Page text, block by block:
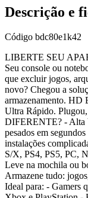
Descrição e
Código bdc80e1k42
LIBERTE SEU
Seu console ou
que excluir jogos,
novo? Chegou a
armazenamento.
Ultra Rápido.
DIFERENTE? - Alta
pesados em
instalações
S/X, PS4, PS5, PC,
Leve na mochila ou
Armazene tudo:
Ideal para: - Gamers